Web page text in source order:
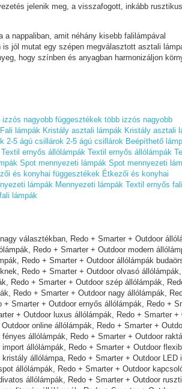
jelenik meg, a visszafogott, inkább
nappaliban, amit néhány kisebb falilámpával
jól mutat egy szépen megválasztott asztali
hogy színben és anyagban harmonizáljon
izzós nagyobb függesztékek több izzós nagyobb
Fali lámpák Kristály asztali lámpák Kristály asztali
2-5 ágú csillárok 2-5 ágú csillárok Beépíthető
Textil ernyős állólámpák Textil ernyős állólámpák
Spot mennyezeti lámpák Spot mennyezeti
és konyhai függesztékek Étkezői és konyhai
lámpák Mennyezeti lámpák Textil ernyős
lámpák
luxus falilámpák, Redo + Smarter + Outdoor azonnal falilámpák, Redo + Smarter + Outdoor online falilámpák, Redo + Smarter + Outdoor nagy falilámpák, Redo + Smarter + Outdoor fényes falilámpák, Redo + Smarter + Outdoor raktárról falilámpák, Redo + Smarter + Outdoor import falilámpák, Redo + Smarter + Outdoor flexibilis falilámpák, Redo + Smarter + Outdoor éjjeli falilámpák, Redo + Smarter + Outdoor gyermek olvasó falilámpák, Redo + Smarter + Outdoor hangulatfény falilámpák, Redo + Smarter + Outdoor csíptetős lámpák, Redo + Smarter + Outdoor kicsi falilámpák, Redo + Smarter + Outdoor kerek falilámpák, Redo + Smarter + Outdoor szögletes falilámpák, Redo + Smarter + Outdoor kristály falilámpa, Redo + Smarter + Outdoor led izzós falilámpák, Redo + Smarter + Outdoor spot falilámpák, Redo + Smarter + Outdoor kapcsolós falilámpák, Redo + Smarter + Outdoor divatos falilámpák, Redo + Smarter + Outdoor üveg falilámpák, Redo + Smarter + Outdoor kerámia falilámpák, Redo + Smarter + Outdoor rusztikus falilámpák, Redo + Smarter + Outdoor mediterrán falilámpák, Redo + Smarter + Outdoor képmegvilágító falilámpák, Redo + Smarter + Outdoor képmegvilágító falilámpák led izzóval, Redo + Smarter + Outdoor csillár lámpák nagy választékban, Redo + Smarter + Outdoor csillár lámpák, Redo + Smarter + Outdoor raktárról csillár lámpák, Redo + Smarter + Outdoor modern csillár lámpák, Redo + Smarter + Outdoor klasszikus csillár lámpák, Redo + Smarter + Outdoor csillár lámpák budaörs, Redo + Smarter + Outdoor csillár lámpák gyerekeknek, Redo + Smarter + Outdoor dekoráció csillár lámpák, Redo + Smarter + Outdoor szép csillár lámpák, Redo + Smarter + Outdoor több izzós csillár lámpák, Redo + Smarter + Outdoor nagy csillár lámpák, Redo + Smarter + Outdoor fa csillár lámpák, Redo + Smarter + Outdoor ernyős csillár lámpák, Redo + Smarter + Outdoor olcsó csillár lámpák, Redo + Smarter + Outdoor luxus csillár lámpák, Redo + Smarter + Outdoor azonnal csillár lámpák, Redo + Smarter + Outdoor online csillár lámpák, Redo + Smarter + Outdoor fényes csillár lámpák, Redo + Smarter + Outdoor raktárról csillár lámpák, Redo + Smarter + Outdoor import csillár lámpák, Redo + Smarter + Outdoor flexibilis csillár lámpák, Redo + Smarter + Outdoor gyermek csillár lámpák, Redo + Smarter + Outdoor hangulatfény csillár lámpák, Redo + Smarter + Outdoor kicsi csillár lámpák, Redo + Smarter + Outdoor kerek csillár lámpák, Redo + Smarter + Outdoor szögletes csillár lámpák, Redo + Smarter + Outdoor kristály csillár lámpák, Redo + Smarter + Outdoor led izzós csillár lámpák, Redo + Smarter + Outdoor kapcsolós csillár lámpák, Redo + Smarter + Outdoor divatos csillár lámpák, Redo + Smarter + Outdoor üveg csillár lámpák, Redo + Smarter + Outdoor kerámia csillár lámpák, Redo + Smarter + Outdoor rusztikus csillár lámpák, Redo + Smarter + Outdoor mediterrán csillár lámpák, Redo + Smarter + Outdoor kovácsoltvas csillár lámpák, Redo + Smarter + Outdoor függeszték lámpák nagy választékban, Redo + Smarter + Outdoor függeszték lámpák, Redo + Smarter + Outdoor raktárról függeszték lámpák, Redo + Smarter + Outdoor modern függeszték lámpák, Redo + Smarter + Outdoor klasszikus függeszték lámpák, Redo + Smarter + Outdoor függeszték lámpák budaörs, Redo + Smarter + Outdoor függeszték lámpák gyerekeknek, Redo + Smarter + Outdoor dekoráció függeszték lámpák, Redo + Smarter + Outdoor szép függeszték lámpák, Redo + Smarter + Outdoor több izzós függeszték lámpák, Redo + Smarter + Outdoor nagy függeszték lámpák, Redo + Smarter + Outdoor hosszú függeszték lámpák, Redo + Smarter + Outdoor ernyős függeszték lámpák, Redo + Smarter + Outdoor olcsó függeszték lámpák, Redo + Smarter + Outdoor luxus függeszték lámpák, Redo + Smarter + Outdoor azonnal függeszték lámpák, Redo + Smarter + Outdoor online függeszték lámpák, Redo + Smarter + Outdoor fényes függeszték lámpák, Redo + Smarter + Outdoor raktárról függeszték lámpák, Redo + Smarter + Outdoor import függeszték lámpák, Redo + Smarter + Outdoor flexibilis függeszték lámpák, Redo + Smarter + Outdoor gyermek függeszték lámpák, Redo + Smarter + Outdoor hangulatfény függeszték lámpák, Redo + Smarter + Outdoor kicsi függeszték lámpák, Redo + Smarter + Outdoor kerek függeszték lámpák, Redo + Smarter + Outdoor szögletes függeszték lámpák, Redo + Smarter + Outdoor kristály függeszték lámpák, Redo + Smarter + Outdoor led izzós függeszték lámpák, Redo + Smarter + Outdoor kapcsolós függeszték lámpák, Redo + Smarter + Outdoor divatos függeszték lámpák, Redo + Smarter + Outdoor üveg függeszték lámpák, Redo + Smarter + Outdoor kerámia függeszték lámpák, Redo + Smarter + Outdoor rusztikus függeszték lámpák, Redo + Smarter + Outdoor mediterrán függeszték lámpák, Redo + Smarter + Outdoor beépíthető lámpák nagy választékban, Redo + Smarter + Outdoor beépíthető lámpák, Redo + Smarter + Outdoor raktárról beépíthető lámpák, Redo + Smarter + Outdoor modern beépíthető lámpák, Redo + Smarter + Outdoor klasszikus beépíthető lámpák, Redo + Smarter + Outdoor beépíthető lámpák budaörs, Redo + Smarter + Outdoor beépíthető lámpák, Redo + Smarter + Outdoor dekoráció